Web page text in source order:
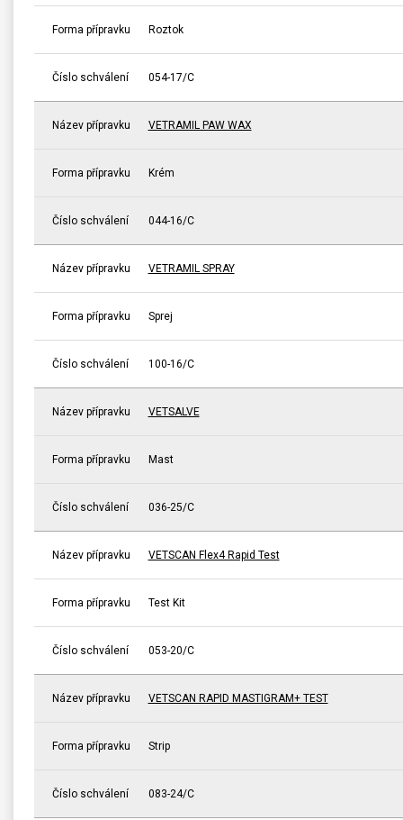
Forma přípravku Roztok
Číslo schválení 054-17/C
Název přípravku VETRAMIL PAW WAX
Forma přípravku Krém
Číslo schválení 044-16/C
Název přípravku VETRAMIL SPRAY
Forma přípravku Sprej
Číslo schválení 100-16/C
Název přípravku VETSALVE
Forma přípravku Mast
Číslo schválení 036-25/C
Název přípravku VETSCAN Flex4 Rapid Test
Forma přípravku Test Kit
Číslo schválení 053-20/C
Název přípravku VETSCAN RAPID MASTIGRAM+ TEST
Forma přípravku Strip
Číslo schválení 083-24/C